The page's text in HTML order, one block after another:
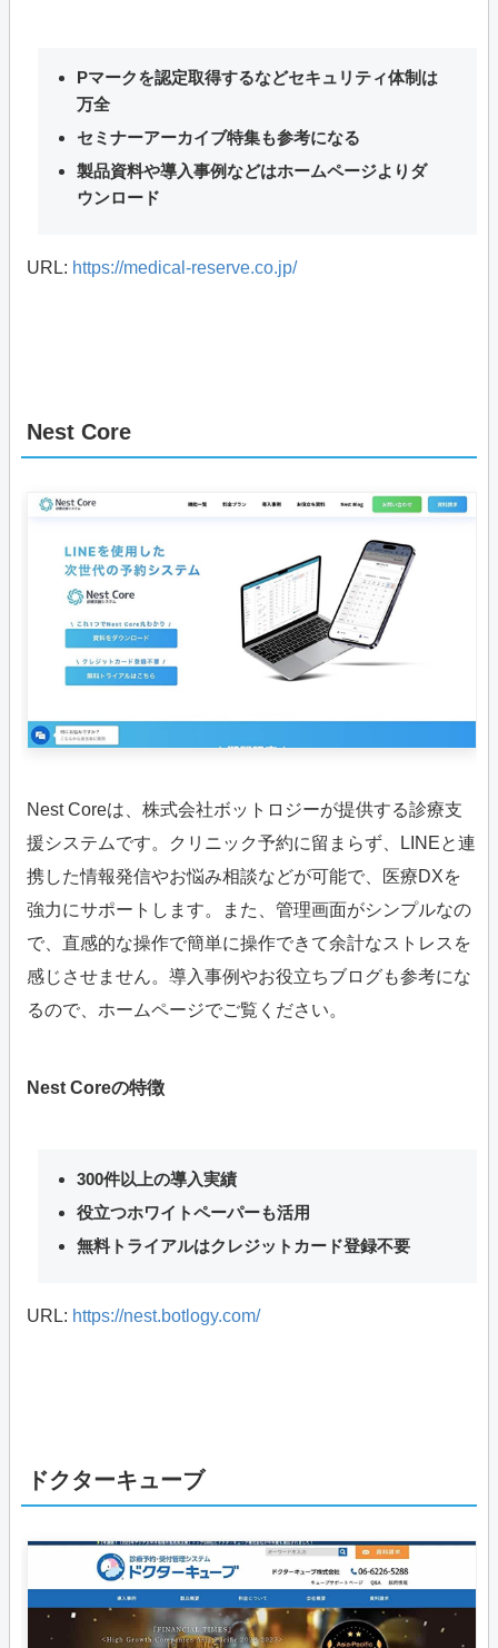
Pマークを認定取得するなどセキュリティ体制は
万全
セミナーアーカイブ特集も参考になる
製品資料や導入事例などはホームページよりダ
ウンロード
URL: https://medical-reserve.co.jp/
Nest Core
Nest Coreは、株式会社ボットロジーが提供する診療支
援システムです。クリニック予約に留まらず、LINEと連
携した情報発信やお悩み相談などが可能で、医療DXを
強力にサポートします。また、管理画面がシンプルなの
で、直感的な操作で簡単に操作できて余計なストレスを
感じさせません。導入事例やお役立ちブログも参考にな
るので、ホームページでご覧ください。
Nest Coreの特徴
300件以上の導入実績
役立つホワイトペーパーも活用
無料トライアルはクレジットカード登録不要
URL: https://nest.botlogy.com/
ドクターキューブ